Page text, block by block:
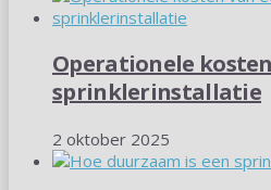
Operationele
sprinklerinstallatie
2 oktober 2025